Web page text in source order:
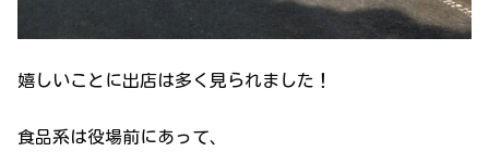
嬉しいことに出店は多く見られました！
食品系は役場前にあって、